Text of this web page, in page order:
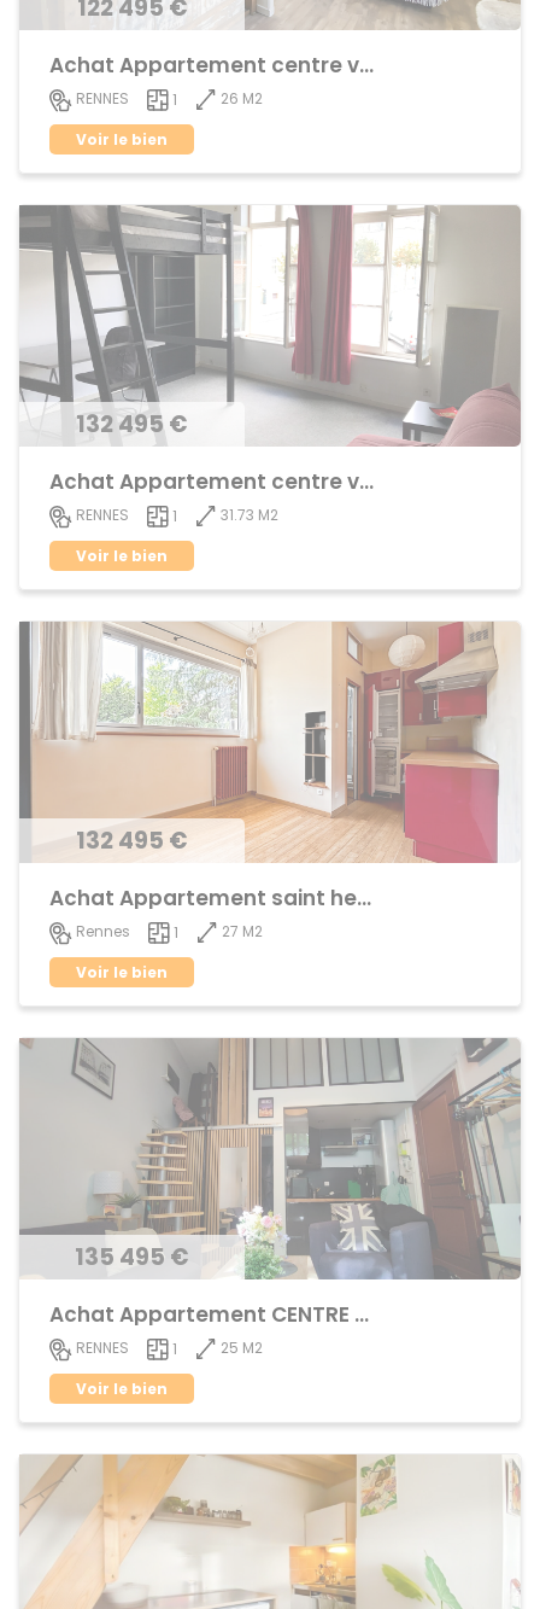
122 495 €
Achat Appartement centre ville
RENNES 1
26 M2
Voir le bien
132 495 €
Achat Appartement centre ville
RENNES 1
31.73 M2
Voir le bien
132 495 €
Achat Appartement saint helier
Rennes 1
27 M2
Voir le bien
135 495 €
Achat Appartement CENTRE VILLE
RENNES 1
25 M2
Voir le bien